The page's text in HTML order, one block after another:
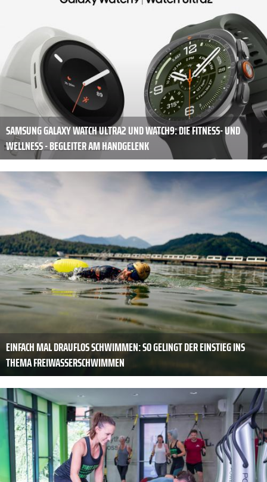
SAMSUNG GALAXY WATCH ULTRA2 UND WATCH9: DIE FITNESS- UND
WELLNESS - BEGLEITER AM HANDGELENK
EINFACH MAL DRAUFLOS SCHWIMMEN: SO GELINGT DER EINSTIEG INS
THEMA FREIWASSERSCHWIMMEN